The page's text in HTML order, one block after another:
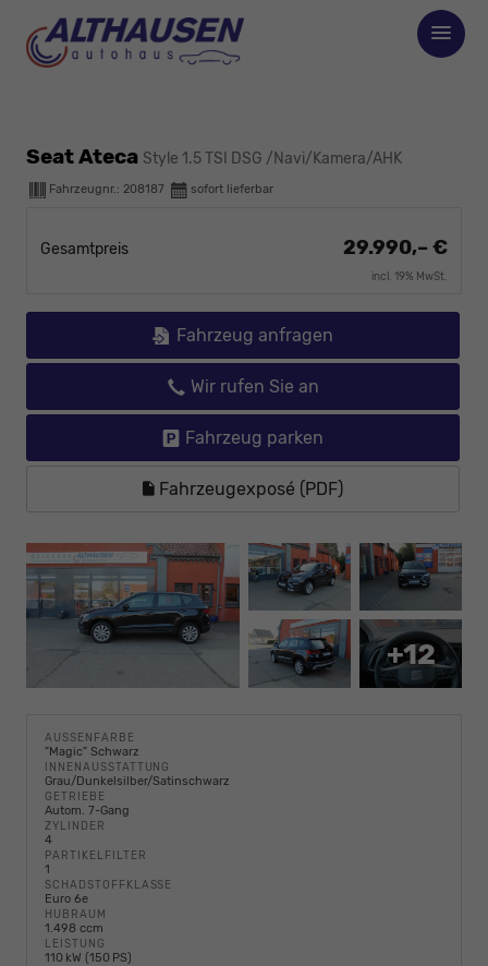
Seat Ateca Style 1.5 TSI DSG /Navi/Kamera/AHK
Fahrzeugnr.: 208187 sofort lieferbar
Gesamtpreis 29.990,– €
incl. 19% MwSt.
Fahrzeug anfragen
Wir rufen Sie an
Fahrzeug parken
Fahrzeugexposé (PDF)
+12
AUSSENFARBE
"Magic" Schwarz
INNENAUSSTATTUNG
Grau/Dunkelsilber/Satinschwarz
GETRIEBE
Autom. 7-Gang
ZYLINDER
4
PARTIKELFILTER
1
SCHADSTOFFKLASSE
Euro 6e
HUBRAUM
1.498 ccm
LEISTUNG
110 kW (150 PS)